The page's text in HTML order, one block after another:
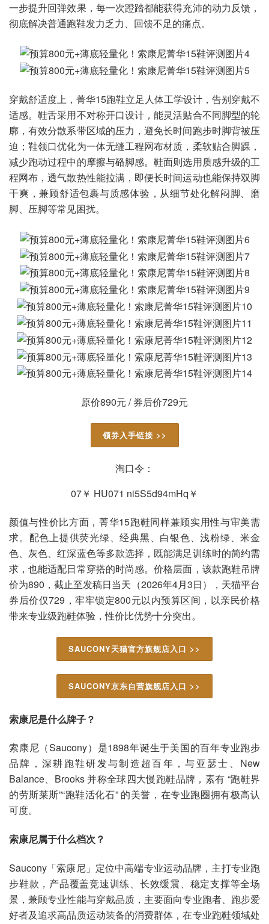
一步提升回弹效果，每一次蹬踏都能获得充沛的动力反馈，
彻底解决普通跑鞋发力乏力、回馈不足的痛点。
穿戴舒适度上，菁华15跑鞋立足人体工学设计，告别穿戴不
适感。鞋舌采用不对称开口设计，能灵活贴合不同脚型的轮
廓，有效分散系带区域的压力，避免长时间跑步时脚背被压
迫；鞋领口优化为一体无缝工程网布材质，柔软贴合脚踝，
减少跑动过程中的摩擦与硌脚感。鞋面则选用质感升级的工
程网布，透气散热性能拉满，即便长时间运动也能保持双脚
干爽，兼顾舒适包裹与质感体验，从细节处化解闷脚、磨
脚、压脚等常见困扰。
原价890元 / 券后价729元
领券入手链接 >>
淘口令：
07￥ HU071 ni5S5d94mHq￥
颜值与性价比方面，菁华15跑鞋同样兼顾实用性与审美需
求。配色上提供荧光绿、经典黑、白银色、浅粉绿、米金
色、灰色、红深蓝色等多款选择，既能满足训练时的简约需
求，也能适配日常穿搭的时尚感。价格层面，该款跑鞋吊牌
价为890，截止至发稿日当天（2026年4月3日），天猫平台
券后价仅729，牢牢锁定800元以内预算区间，以亲民价格
带来专业级跑鞋体验，性价比优势十分突出。
SAUCONY天猫官方旗舰店入口 >>
SAUCONY京东自营旗舰店入口 >>
索康尼是什么牌子？
索康尼（Saucony）是1898年诞生于美国的百年专业跑步
品牌，深耕跑鞋研发与制造超百年，与亚瑟士、New
Balance、Brooks 并称全球四大慢跑鞋品牌，素有 “跑鞋界
的劳斯莱斯”“跑鞋活化石” 的美誉，在专业跑圈拥有极高认
可度。
索康尼属于什么档次？
Saucony「索康尼」定位中高端专业运动品牌，主打专业跑
步鞋款，产品覆盖竞速训练、长效缓震、稳定支撑等全场
景，兼顾专业性能与穿戴品质，主要面向专业跑者、跑步爱
好者及追求高品质运动装备的消费群体，在专业跑鞋领域处